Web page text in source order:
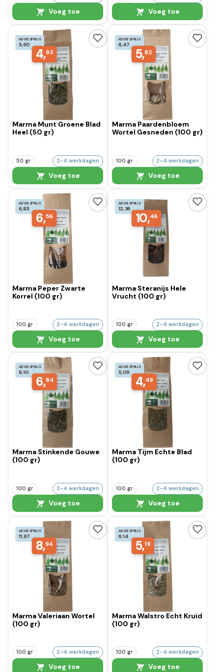
Voeg toe Voeg toe
ADVIESPRIJS
5,60
4,93
Marma Munt Groene Blad
Heel (50 gr)
50 gr 2-4 werkdagen
Voeg toe
ADVIESPRIJS
6,47
5,82
Marma Paardenbloem
Wortel Gesneden (100 gr)
100 gr 2-4 werkdagen
Voeg toe
ADVIESPRIJS
6,83
6,56
Marma Peper Zwarte
Korrel (100 gr)
100 gr 2-4 werkdagen
Voeg toe
ADVIESPRIJS
12,36
10,46
Marma Steranijs Hele
Vrucht (100 gr)
100 gr 2-4 werkdagen
Voeg toe
ADVIESPRIJS
8,10
6,84
Marma Stinkende Gouwe
(100 gr)
100 gr 2-4 werkdagen
Voeg toe
ADVIESPRIJS
5,09
4,49
Marma Tijm Echte Blad
(100 gr)
100 gr 2-4 werkdagen
Voeg toe
ADVIESPRIJS
11,87
8,94
Marma Valeriaan Wortel
(100 gr)
100 gr 2-4 werkdagen
Voeg toe
ADVIESPRIJS
6,14
5,19
Marma Walstro Echt Kruid
(100 gr)
100 gr 2-4 werkdagen
Voeg toe